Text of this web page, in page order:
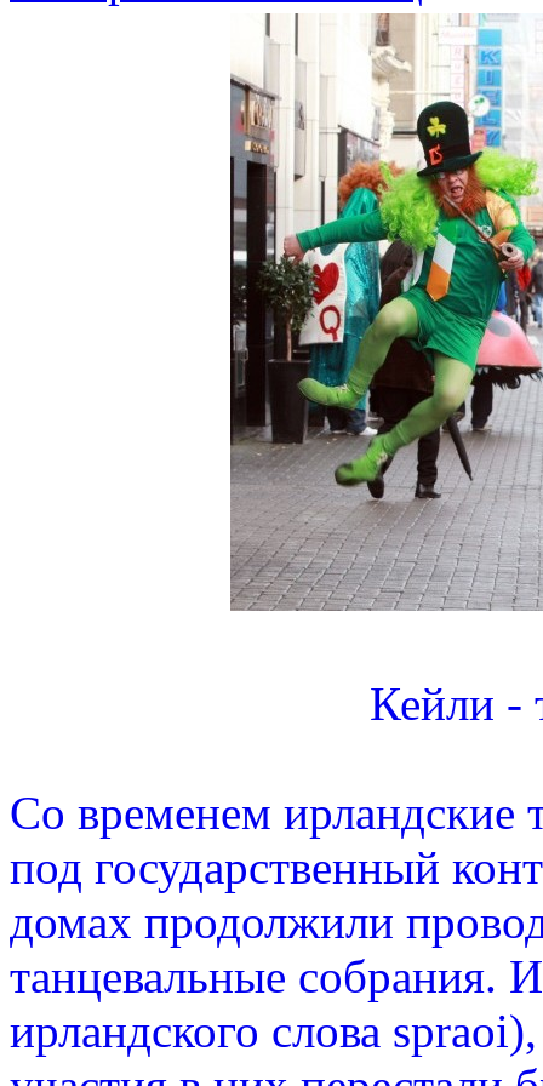
Кейли -
Со временем ирландские
под государственный
домах продолжили
танцевальные собрания.
ирландского слова